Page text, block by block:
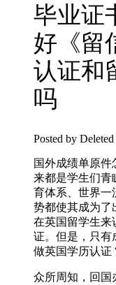
毕业证
好《留
认证和
吗
Posted by
国外成绩单原件
来都是学生们青
育体系、世界一
势都使其成为了
在英国留学生来
证。但是，只有
做英国学历认证
众所周知，回国